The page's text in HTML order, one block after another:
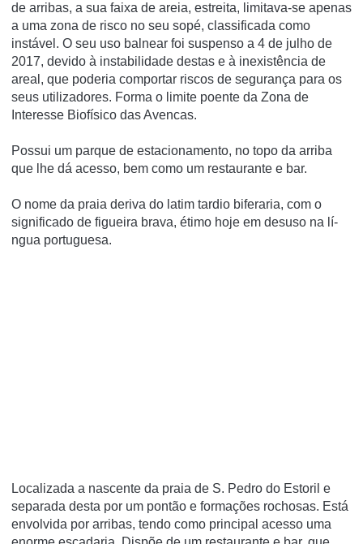
de arribas, a sua faixa de areia, estreita, limitava-se apenas
a uma zona de risco no seu sopé, classificada como
instável. O seu uso balnear foi suspenso a 4 de julho de
2017, devido à instabilidade destas e à inexistência de
areal, que poderia comportar riscos de segurança para os
seus utilizadores. Forma o limite poente da Zona de
Interesse Biofí­sico das Avencas.
Possui um parque de estacionamento, no topo da arriba
que lhe dá acesso, bem como um restaurante e bar.
O nome da praia deriva do latim tardio biferaria, com o
significado de figueira brava, étimo hoje em desuso na lí­
ngua portuguesa.
Localizada a nascente da praia de S. Pedro do Estoril e
separada desta por um pontão e formações rochosas. Está
envolvida por arribas, tendo como principal acesso uma